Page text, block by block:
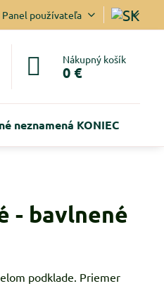
Panel používateľa
Nákupný košík
0 €
neznamená KONIEC
- bavlnené
podklade. Priemer